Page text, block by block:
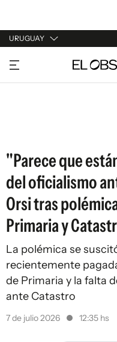
URUGUAY
URUGUAY
ARGENTINA
"Parece que
del oficialismo
Orsi tras
Primaria y
La polémica se
recientemente
de Primaria y la falta
ante Catastro
7 de julio 2026 12:35 hs